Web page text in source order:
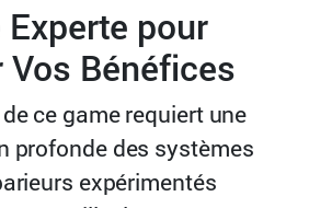
pour
Bénéfices
ce game requiert une
profonde des systèmes
expérimentés